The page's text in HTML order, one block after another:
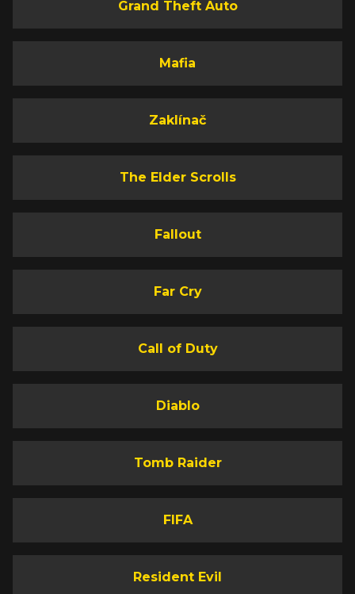
Grand Theft Auto
Mafia
Zaklínač
The Elder Scrolls
Fallout
Far Cry
Call of Duty
Diablo
Tomb Raider
FIFA
Resident Evil